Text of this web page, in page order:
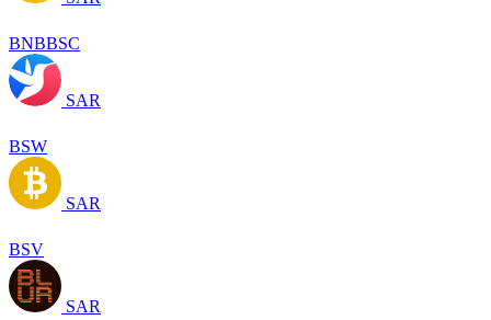
BNBBSC
SAR
BSW
SAR
BSV
SAR